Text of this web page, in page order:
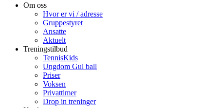
Om oss
Hvor er vi / adresse
Gruppestyret
Ansatte
Aktuelt
Treningstilbud
TennisKids
Ungdom Gul ball
Priser
Voksen
Privattimer
Drop in treninger